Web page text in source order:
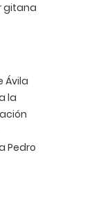
gitana
Ávila
la
Pedro